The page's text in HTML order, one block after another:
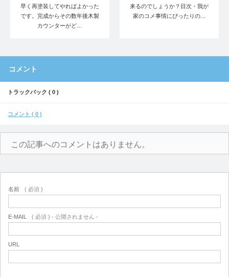
早く再塗装してやればよかった
です。完成からその数年後木製
カウンターがど…
来るのでしょうか？目次・我が
家のコメ事情にぴったりの…
コメント
トラックバック ( 0 )
コメント ( 0 )
この記事へのコメントはありません。
名前 ( 必須 )
E-MAIL ( 必須 ) - 公開されません -
URL